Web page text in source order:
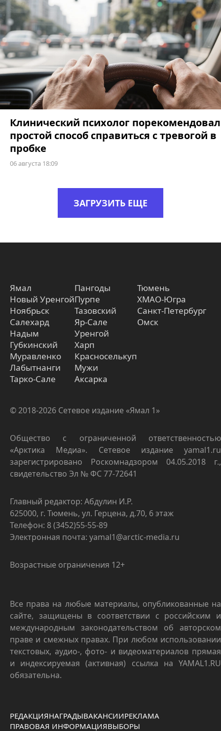
Клинический психолог порекомендовал
простой способ справиться с тревогой в
пробке
06 августа 18:09
ЗАГРУЗИТЬ ЕЩЕ
Ямал
Новый Уренгой
Ноябрьск
Салехард
Надым
Губкинский
Муравленко
Лабытнанги
Тарко-Сале
Пангоды
Пурпе
Тазовский
Яр-Сале
Уренгой
Харп
Красноселькуп
Мужи
Аксарка
Тюмень
ХМАО-Югра
Санкт-Петербург
Омск
© 2018-2026 Сетевое издание «Ямал 1»
Общество с ограниченной ответственностью
«Арктика Медиа». Сетевое издание yamal1.ru
зарегистрировано Роскомнадзором 04.05.2018 г.,
свидетельство Эл № ФС 77-72641
Главный редактор: Абдулин И.Р.
625000, г. Тюмень, ул. Герцена, д.70, 6 этаж
Телефон: 8 (3452)55-55-89
Электронная почта: yamal1@arctic-media.ru
Возрастные ограничения 12+
Все права на любые материалы, опубликованные на
сайте, защищены в соответствии с российским и
международным законодательством об авторском
праве и смежных правах. При любом использовании
текстовых, аудио-, фото- и видеоматериалов прямая
и индексируемая (активная) ссылка на YAMAL1.RU
обязательна.
РЕДАКЦИЯНАГРАДЫВАКАНСИИРЕКЛАМА
ПРАВОВАЯ ИНФОРМАЦИЯВЫБОРЫ